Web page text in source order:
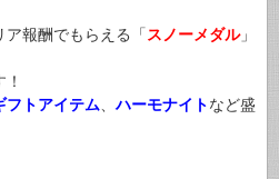
ア報酬でもらえる「 スノーメダル」
フトアイテム 、ハーモナイトなど盛